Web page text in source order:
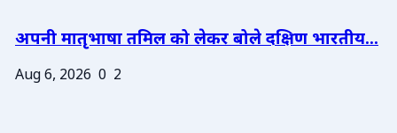
अपनी मातृभाषा तमिल को लेकर बोले दक्षिण भारतीय...
Aug 6, 2026 0 2